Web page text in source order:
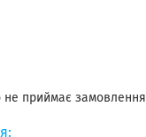
не приймає замовлення